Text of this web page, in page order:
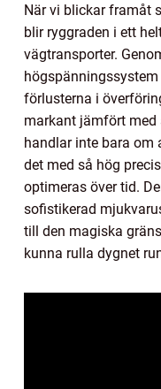
När vi blickar framåt
blir ryggraden i ett
vägtransporter.
förlusterna i
markant jämfört med
handlar inte bara om
det med så hög
optimeras över tid.
sofistikerad
till den magiska
kunna rulla dygnet